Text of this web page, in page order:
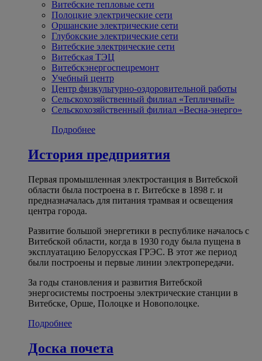
Витебские тепловые сети
Полоцкие электрические сети
Оршанские электрические сети
Глубокские электрические сети
Витебские электрические сети
Витебская ТЭЦ
Витебскэнергоспецремонт
Учебный центр
Центр физкультурно-оздоровительной работы
Сельскохозяйственный филиал «Тепличный»
Сельскохозяйственный филиал «Весна-энерго»
Подробнее
История предприятия
Первая промышленная электростанция в Витебской
области была построена в г. Витебске в 1898 г. и
предназначалась для питания трамвая и освещения
центра города.
Развитие большой энергетики в республике началось с
Витебской области, когда в 1930 году была пущена в
эксплуатацию Белорусская ГРЭС. В этот же период
были построены и первые линии электропередачи.
За годы становления и развития Витебской
энергосистемы построены электрические станции в
Витебске, Орше, Полоцке и Новополоцке.
Подробнее
Доска почета